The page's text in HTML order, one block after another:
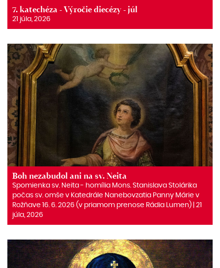
7. katechéza - Výročie diecézy - júl
21 júla, 2026
Boh nezabudol ani na sv. Neita
Spomienka sv. Neita ‒ homília Mons. Stanislava Stolárika
počas sv. omše v Katedrále Nanebovzatia Panny Márie v
Rožňave 16. 6. 2026 (v priamom prenose Rádia Lumen) | 21
júla, 2026